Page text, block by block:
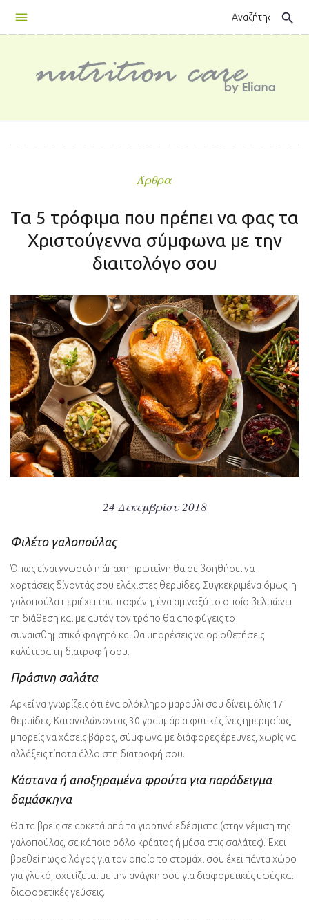
search
Άρθρα
Τα 5 τρόφιμα που πρέπει να φας τα
Χριστούγεννα σύμφωνα με την
διαιτολόγο σου
24 Δεκεμβρίου 2018
Φιλέτο γαλοπούλας
Όπως είναι γνωστό η άπαχη πρωτεΐνη θα σε βοηθήσει να
χορτάσεις δίνοντάς σου ελάχιστες θερμίδες. Συγκεκριμένα όμως, η
γαλοπούλα περιέχει τρυπτοφάνη, ένα αμινοξύ το οποίο βελτιώνει
τη διάθεση και με αυτόν τον τρόπο θα αποφύγεις το
συναισθηματικό φαγητό και θα μπορέσεις να οριοθετήσεις
καλύτερα τη διατροφή σου.
Πράσινη σαλάτα
Αρκεί να γνωρίζεις ότι ένα ολόκληρο μαρούλι σου δίνει μόλις 17
θερμίδες. Καταναλώνοντας 30 γραμμάρια φυτικές ίνες ημερησίως,
μπορείς να χάσεις βάρος, σύμφωνα με διάφορες έρευνες, χωρίς να
αλλάξεις τίποτα άλλο στη διατροφή σου.
Κάστανα ή αποξηραμένα φρούτα για παράδειγμα
δαμάσκηνα
Θα τα βρεις σε αρκετά από τα γιορτινά εδέσματα (στην γέμιση της
γαλοπούλας, σε κάποιο ρόλο κρέατος ή μέσα στις σαλάτες). Έχει
βρεθεί πως ο λόγος για τον οποίο το στομάχι σου έχει πάντα χώρο
για γλυκό, σχετίζεται με την ανάγκη σου για διαφορετικές υφές και
διαφορετικές γεύσεις.